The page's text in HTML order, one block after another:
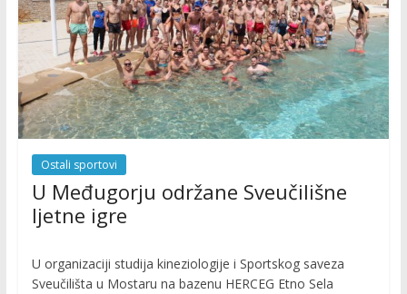
Ostali sportovi
U Međugorju održane Sveučilišne
ljetne igre
U organizaciji studija kineziologije i Sportskog saveza
Sveučilišta u Mostaru na bazenu HERCEG Etno Sela